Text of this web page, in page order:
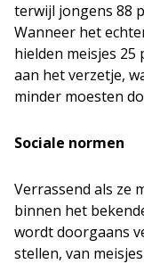
terwijl jongens 88
Wanneer het
hielden meisjes
aan het verzetje,
minder moesten
Sociale normen
Verrassend als ze
binnen het
wordt doorgaans
stellen, van